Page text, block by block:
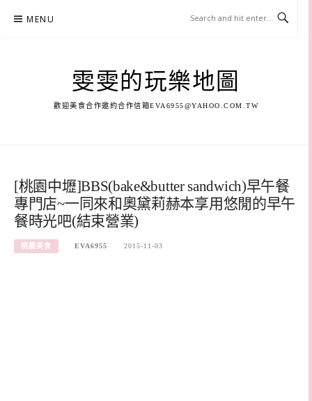
MENU
雯雯的玩樂地圖
歡迎美食合作邀約合作信箱EVA6955@YAHOO.COM.TW
[桃園中壢]BBS(bake&butter sandwich)早午餐
專門店~一同來和奧黛莉赫本享用悠閒的早午
餐時光吧(結束營業)
桃園美食 EVA6955 2015-11-03